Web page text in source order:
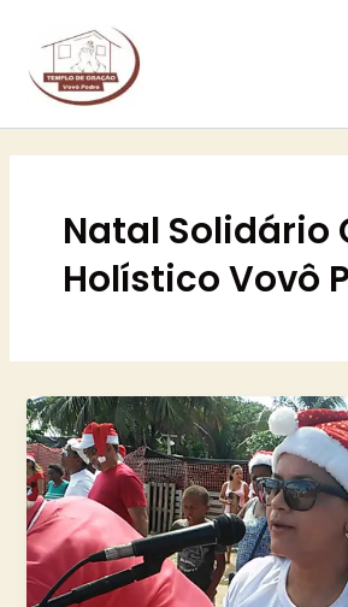
conteúdo
Natal Solidário
Holístico Vovô